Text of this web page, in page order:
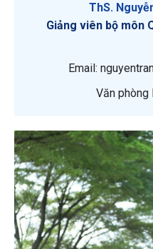
ThS.
Giảng viên bộ môn
Email:
Văn phòng